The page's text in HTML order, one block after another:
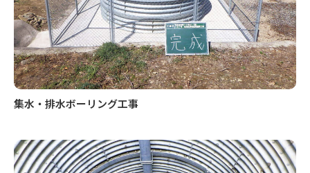
集水・排水ボーリング工事